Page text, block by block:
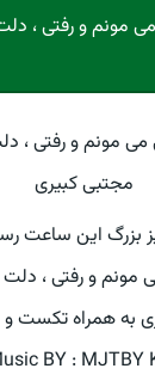
مونم و رفتی ،
بزرگ این ساعت
مونم و رفتی ، دلت
به همراه تکست و
BY : MJTBY